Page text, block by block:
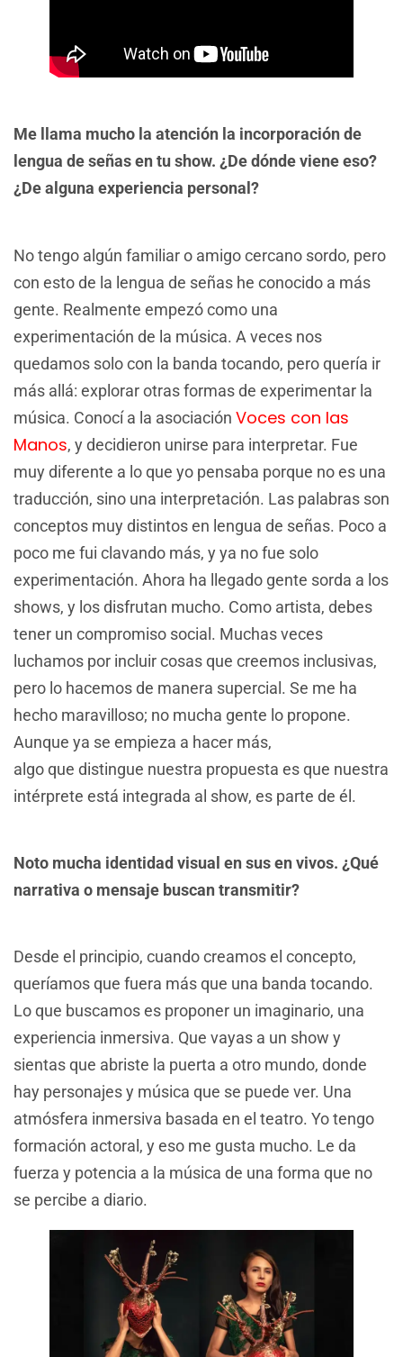
Me llama mucho la atención la incorporación de
lengua de señas en tu show. ¿De dónde viene eso?
¿De alguna experiencia personal?
No tengo algún familiar o amigo cercano sordo, pero
con esto de la lengua de señas he conocido a más
gente. Realmente empezó como una
experimentación de la música. A veces nos
quedamos solo con la banda tocando, pero quería ir
más allá: explorar otras formas de experimentar la
música. Conocí a la asociación Voces con las
Manos, y decidieron unirse para interpretar. Fue
muy diferente a lo que yo pensaba porque no es una
traducción, sino una interpretación. Las palabras son
conceptos muy distintos en lengua de señas. Poco a
poco me fui clavando más, y ya no fue solo
experimentación. Ahora ha llegado gente sorda a los
shows, y los disfrutan mucho. Como artista, debes
tener un compromiso social. Muchas veces
luchamos por incluir cosas que creemos inclusivas,
pero lo hacemos de manera supercial. Se me ha
hecho maravilloso; no mucha gente lo propone.
Aunque ya se empieza a hacer más,
algo que distingue nuestra propuesta es que nuestra
intérprete está integrada al show, es parte de él.
Noto mucha identidad visual en sus en vivos. ¿Qué
narrativa o mensaje buscan transmitir?
Desde el principio, cuando creamos el concepto,
queríamos que fuera más que una banda tocando.
Lo que buscamos es proponer un imaginario, una
experiencia inmersiva. Que vayas a un show y
sientas que abriste la puerta a otro mundo, donde
hay personajes y música que se puede ver. Una
atmósfera inmersiva basada en el teatro. Yo tengo
formación actoral, y eso me gusta mucho. Le da
fuerza y potencia a la música de una forma que no
se percibe a diario.